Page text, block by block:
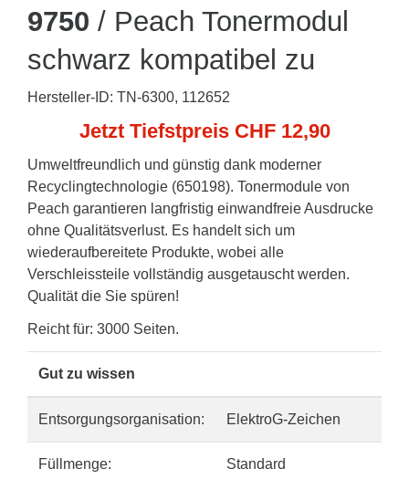
9750 / Peach Tonermodul
schwarz kompatibel zu
Hersteller-ID: TN-6300, 112652
Jetzt Tiefstpreis CHF 12,90
Umweltfreundlich und günstig dank moderner
Recyclingtechnologie (650198). Tonermodule von
Peach garantieren langfristig einwandfreie Ausdrucke
ohne Qualitätsverlust. Es handelt sich um
wiederaufbereitete Produkte, wobei alle
Verschleissteile vollständig ausgetauscht werden.
Qualität die Sie spüren!
Reicht für: 3000 Seiten.
Gut zu wissen
Entsorgungsorganisation: ElektroG-Zeichen
Füllmenge: Standard